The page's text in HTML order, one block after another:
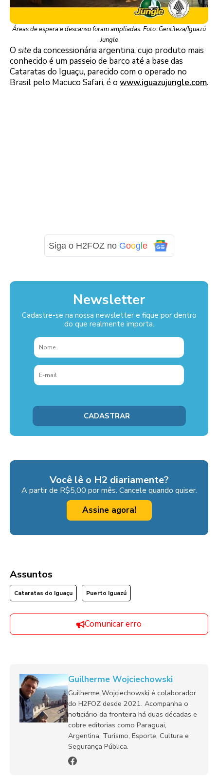
Áreas de espera e descanso foram ampliadas. Foto: Gentileza/Iguazú
Jungle
O siteda concessionária argentina, cujo produto mais
conhecido é um passeio de barco até a base das
Cataratas do Iguaçu, parecido com o operado no
Brasil pelo Macuco Safari, é o www.iguazujungle.com.
Siga o H2FOZ no Google
Newsletter
Cadastre-se na nossa newsletter e fique por dentro
do que realmente importa.
Você lê o H2 diariamente?
A partir de R$5,00 por mês. Cancele quando quiser.
Assine agora!
Assuntos
Cataratas do Iguaçu Puerto Iguazú
Comunicar erro
Guilherme Wojciechowski
Guilherme Wojciechowski é colaborador
do H2FOZ desde 2021. Acompanha o
noticiário da fronteira há duas décadas e
cobre editorias como Paraguai,
Argentina, Turismo, Esporte, Cultura e
Segurança Pública.